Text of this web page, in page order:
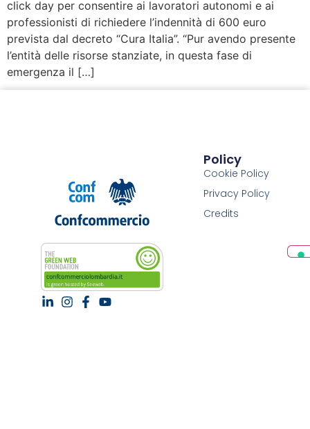
click day per consentire ai lavoratori autonomi e ai
professionisti di richiedere l’indennità di 600 euro
prevista dal decreto “Cura Italia”. “Pur avendo presente
l’entità delle risorse stanziate, in questa fase di
emergenza il […]
Policy
Cookie Policy
Privacy Policy
Credits